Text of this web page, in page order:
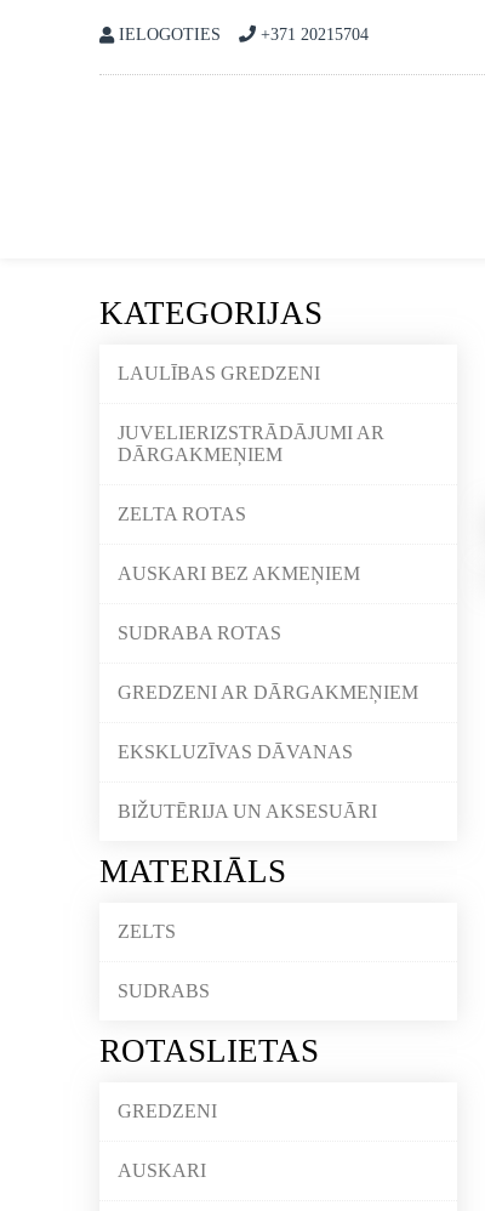
IELOGOTIES +371 20215704
KATEGORIJAS
LAULĪBAS GREDZENI
JUVELIERIZSTRĀDĀJUMI AR
DĀRGAKMEŅIEM
ZELTA ROTAS
AUSKARI BEZ AKMEŅIEM
SUDRABA ROTAS
GREDZENI AR DĀRGAKMEŅIEM
EKSKLUZĪVAS DĀVANAS
BIŽUTĒRIJA UN AKSESUĀRI
MATERIĀLS
ZELTS
SUDRABS
ROTASLIETAS
GREDZENI
AUSKARI